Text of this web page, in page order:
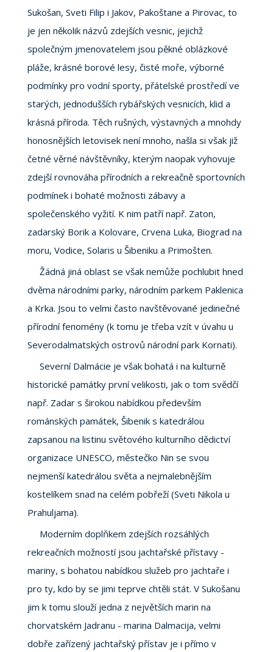
Sukošan, Sveti Filip i Jakov, Pakoštane a Pirovac, to
je jen několik názvů zdejších vesnic, jejichž
společným jmenovatelem jsou pěkné oblázkové
pláže, krásné borové lesy, čisté moře, výborné
podmínky pro vodní sporty, přátelské prostředí ve
starých, jednodušších rybářských vesnicích, klid a
krásná příroda. Těch rušných, výstavných a mnohdy
honosnějších letovisek není mnoho, našla si však již
četné věrné návštěvníky, kterým naopak vyhovuje
zdejší rovnováha přírodních a rekreačně sportovních
podmínek i bohaté možnosti zábavy a
společenského vyžití. K nim patří např. Zaton,
zadarský Borik a Kolovare, Crvena Luka, Biograd na
moru, Vodice, Solaris u Šibeniku a Primošten.
Žádná jiná oblast se však nemůže pochlubit hned
dvěma národními parky, národním parkem Paklenica
a Krka. Jsou to velmi často navštěvované jedinečné
přírodní fenomény (k tomu je třeba vzít v úvahu u
Severodalmatských ostrovů národní park Kornati).
Severní Dalmácie je však bohatá i na kulturně
historické památky první velikosti, jak o tom svědčí
např. Zadar s širokou nabídkou především
románských památek, Šibenik s katedrálou
zapsanou na listinu světového kulturního dědictví
organizace UNESCO, městečko Nin se svou
nejmenší katedrálou světa a nejmalebnějším
kostelíkem snad na celém pobřeží (Sveti Nikola u
Prahuljama).
Moderním doplňkem zdejších rozsáhlých
rekreačních možností jsou jachtařské přístavy -
mariny, s bohatou nabídkou služeb pro jachtaře i
pro ty, kdo by se jimi teprve chtěli stát. V Sukošanu
jim k tomu slouží jedna z největších marin na
chorvatském Jadranu - marina Dalmacija, velmi
dobře zařízený jachtařský přístav je i přímo v